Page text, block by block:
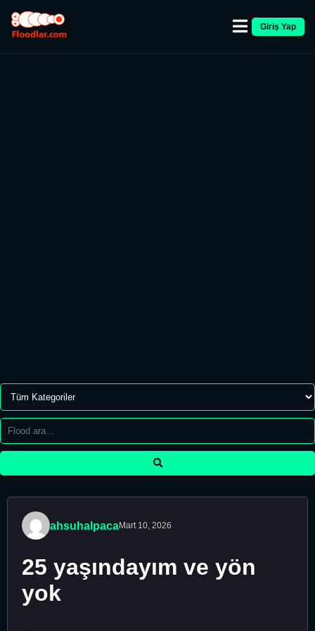
Giriş Yap
ahsuhalpacaMart 10, 2026
25 yaşındayım ve yön
yok